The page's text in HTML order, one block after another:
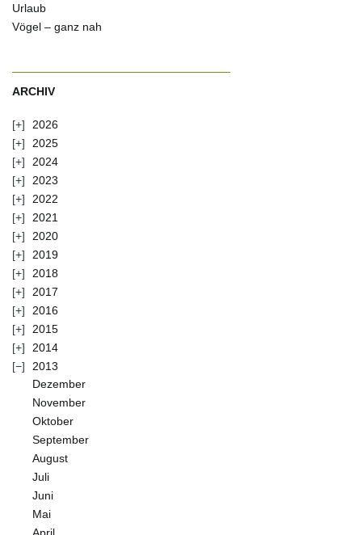
Urlaub
Vögel – ganz nah
ARCHIV
2026
2025
2024
2023
2022
2021
2020
2019
2018
2017
2016
2015
2014
2013
Dezember
November
Oktober
September
August
Juli
Juni
Mai